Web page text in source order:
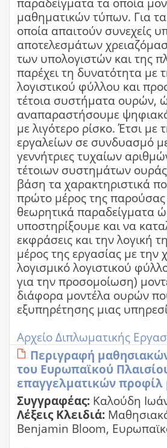
παραδείγματα τα οποία
μαθηματικών τύπων. Για
οποία απαιτούν συνεχείς
αποτελεσμάτων
των υπολογιστών και της
παρέχει τη δυνατότητα
λογιστικού φύλλου και
τέτοια συστήματα ουρών,
αναπαραστήσουμε
με λιγότερο ρίσκο. Έτσι
εργαλείων σε συνδυασμό
γεννήτριες τυχαίων
τέτοιων συστημάτων
βάση τα χαρακτηριστικά
πρώτο μέρος της παρούσας
θεωρητικά παραδείγματα
υποστηρίξουμε και να
εκφράσεις και την λογική
μέρος της εργασίας με
λογισμικό λογιστικού
για την προσομοίωση)
διάφορα μοντέλα ουρών
εξυπηρέτησης μιας
Αρχείο Διπλωματικής
Περιγραφή
του Ευρωπαϊκού
επαγγελματικών προφίλ
Συγγραφέας: Καλούδη
Λέξεις Κλειδιά:
Benjamin Bloom,